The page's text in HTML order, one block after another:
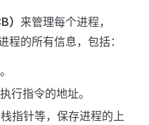
） 来管理每个进程，
程的所有信息，包括：
行指令的地址。
指针等，保存进程的上